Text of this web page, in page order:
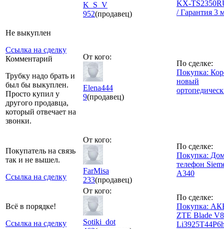
K_S_V
952(продавец)
KX-
/ Гарантия 3
Не выкуплен
Ссылка на сделку
Комментарий
Трубку надо брать и
был бы выкуплен.
Просто купил у
другого продавца,
который отвечает на
звонки.
От кого:
Elena444
9(продавец)
По сделке:
Покупка:
новый
Покупатель на связь
так и не вышел.
Ссылка на сделку
От кого:
FarMisa
233(продавец)
По сделке:
Покупка:
телефон
A340
Всё в порядке!
Ссылка на сделку
От кого:
Sotiki_dot
По сделке:
Покупка:
ZTE Blade